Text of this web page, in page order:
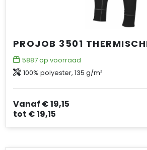
5887op voorraad
100% polyester, 135 g/m²
Vanaf € 19,15
tot € 19,15